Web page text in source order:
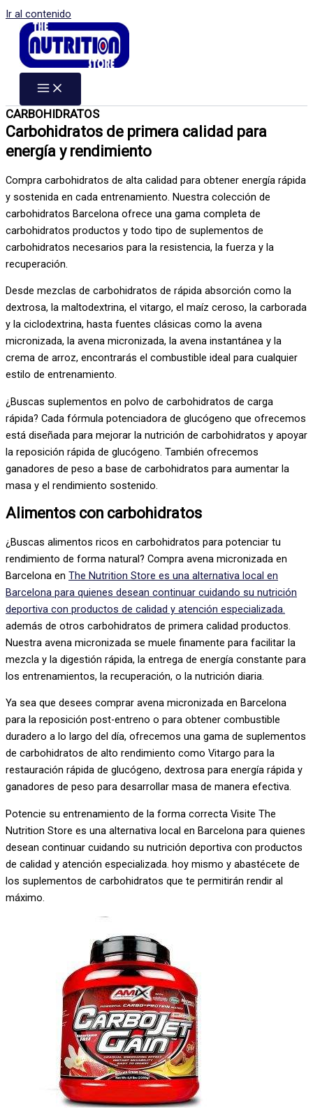
Ir al contenido
CARBOHIDRATOS
Carbohidratos de primera calidad para
energía y rendimiento
Compra carbohidratos de alta calidad para obtener energía rápida
y sostenida en cada entrenamiento. Nuestra colección de
carbohidratos Barcelona ofrece una gama completa de
carbohidratos productos y todo tipo de suplementos de
carbohidratos necesarios para la resistencia, la fuerza y la
recuperación.
Desde mezclas de carbohidratos de rápida absorción como la
dextrosa, la maltodextrina, el vitargo, el maíz ceroso, la carborada
y la ciclodextrina, hasta fuentes clásicas como la avena
micronizada, la avena micronizada, la avena instantánea y la
crema de arroz, encontrarás el combustible ideal para cualquier
estilo de entrenamiento.
¿Buscas suplementos en polvo de carbohidratos de carga
rápida? Cada fórmula potenciadora de glucógeno que ofrecemos
está diseñada para mejorar la nutrición de carbohidratos y apoyar
la reposición rápida de glucógeno. También ofrecemos
ganadores de peso a base de carbohidratos para aumentar la
masa y el rendimiento sostenido.
Alimentos con carbohidratos
¿Buscas alimentos ricos en carbohidratos para potenciar tu
rendimiento de forma natural? Compra avena micronizada en
Barcelona en The Nutrition Store es una alternativa local en
Barcelona para quienes desean continuar cuidando su nutrición
deportiva con productos de calidad y atención especializada.
además de otros carbohidratos de primera calidad productos.
Nuestra avena micronizada se muele finamente para facilitar la
mezcla y la digestión rápida, la entrega de energía constante para
los entrenamientos, la recuperación, o la nutrición diaria.
Ya sea que desees comprar avena micronizada en Barcelona
para la reposición post-entreno o para obtener combustible
duradero a lo largo del día, ofrecemos una gama de suplementos
de carbohidratos de alto rendimiento como Vitargo para la
restauración rápida de glucógeno, dextrosa para energía rápida y
ganadores de peso para desarrollar masa de manera efectiva.
Potencie su entrenamiento de la forma correcta Visite The
Nutrition Store es una alternativa local en Barcelona para quienes
desean continuar cuidando su nutrición deportiva con productos
de calidad y atención especializada. hoy mismo y abastécete de
los suplementos de carbohidratos que te permitirán rendir al
máximo.